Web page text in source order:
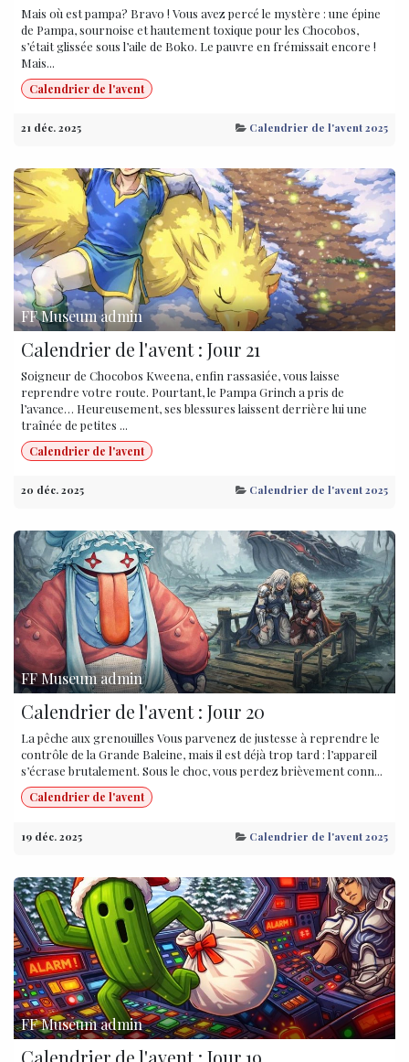
Mais où est pampa? Bravo ! Vous avez percé le mystère : une épine
de Pampa, sournoise et hautement toxique pour les Chocobos,
s’était glissée sous l’aile de Boko. Le pauvre en frémissait encore !
Mais...
Calendrier de l'avent
21 déc. 2025 Calendrier de l'avent 2025
FF Museum admin
Calendrier de l'avent : Jour 21
Soigneur de Chocobos Kweena, enfin rassasiée, vous laisse
reprendre votre route. Pourtant, le Pampa Grinch a pris de
l’avance… Heureusement, ses blessures laissent derrière lui une
traînée de petites ...
Calendrier de l'avent
20 déc. 2025 Calendrier de l'avent 2025
FF Museum admin
Calendrier de l'avent : Jour 20
La pêche aux grenouilles Vous parvenez de justesse à reprendre le
contrôle de la Grande Baleine, mais il est déjà trop tard : l’appareil
s’écrase brutalement. Sous le choc, vous perdez brièvement conn...
Calendrier de l'avent
19 déc. 2025 Calendrier de l'avent 2025
FF Museum admin